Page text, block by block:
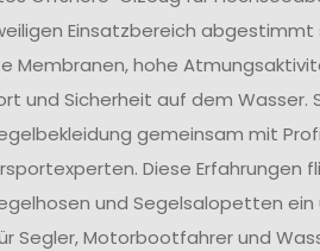
Einsatzbereich abgestimmt
Membranen, hohe
und Sicherheit auf dem Wasser.
gemeinsam mit
Diese Erfahrungen
und Segelsalopetten
Segler, Motorbootfahrer und